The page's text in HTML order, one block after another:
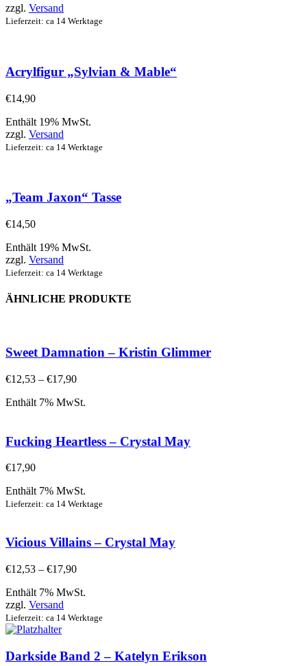
zzgl. Versand
Lieferzeit: ca 14 Werktage
Acrylfigur „Sylvian & Mable“
€14,90
Enthält 19% MwSt.
zzgl. Versand
Lieferzeit: ca 14 Werktage
„Team Jaxon“ Tasse
€14,50
Enthält 19% MwSt.
zzgl. Versand
Lieferzeit: ca 14 Werktage
ÄHNLICHE PRODUKTE
Sweet Damnation – Kristin Glimmer
€12,53 – €17,90
Enthält 7% MwSt.
Fucking Heartless – Crystal May
€17,90
Enthält 7% MwSt.
Lieferzeit: ca 14 Werktage
Vicious Villains – Crystal May
€12,53 – €17,90
Enthält 7% MwSt.
zzgl. Versand
Lieferzeit: ca 14 Werktage
Darkside Band 2 – Katelyn Erikson